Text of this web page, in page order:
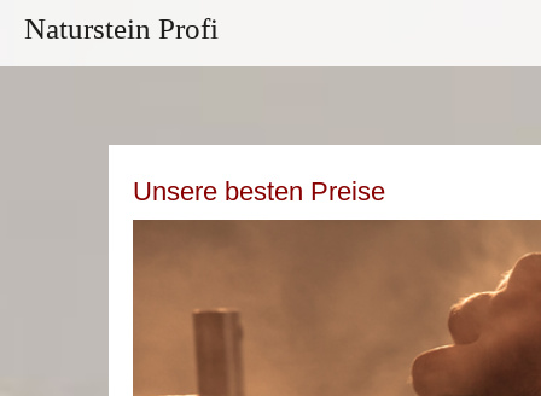
Naturstein Profi
Unsere besten Preise